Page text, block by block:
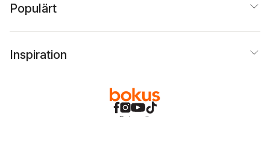
Populärt
Inspiration
Bokus
@